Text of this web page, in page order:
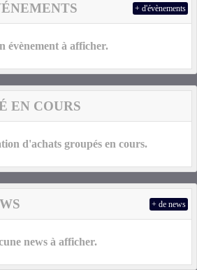
évènement à afficher.
+ d'évènements
EN COURS
d'achats groupés en cours.
news à afficher.
+ de news